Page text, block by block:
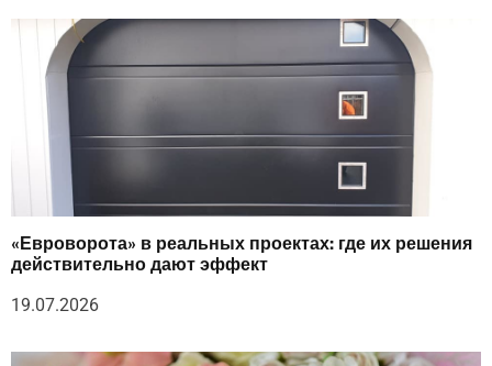
«Евроворота» в реальных проектах: где их решения
действительно дают эффект
19.07.2026